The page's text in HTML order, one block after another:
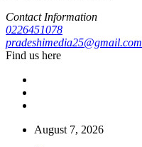
Contact Information
0226451078
pradeshimedia25@gmail.com
Find us here
August 7, 2026